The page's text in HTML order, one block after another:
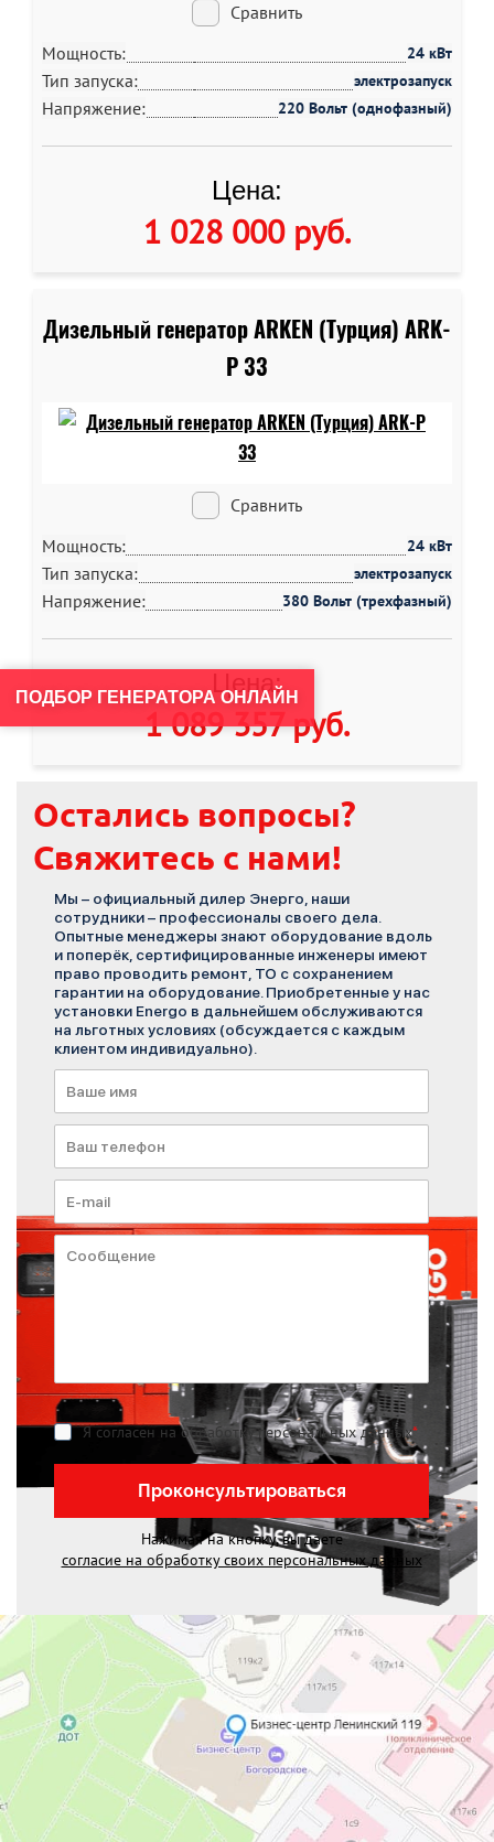
Сравнить
Мощность:
24 кВт
Тип запуска: электрозапуск
Напряжение: 220 Вольт (однофазный)
Цена:
1 028 000 руб.
Дизельный генератор ARKEN (Турция) ARK-
P 33
Сравнить
Мощность:
24 кВт
Тип запуска: электрозапуск
Напряжение: 380 Вольт (трехфазный)
Цена:
1 089 357 руб.
Остались вопросы?
Свяжитесь с нами!
Мы – официальный дилер Энерго, наши
сотрудники – профессионалы своего дела.
Опытные менеджеры знают оборудование вдоль
и поперёк, сертифицированные инженеры имеют
право проводить ремонт, ТО с сохранением
гарантии на оборудование. Приобретенные у нас
установки Energo в дальнейшем обслуживаются
на льготных условиях (обсуждается с каждым
клиентом индивидуально).
Я согласен на обработку персональных данных*
Проконсультироваться
Нажимая на кнопку, вы даете
согласие на обработку своих персональных данных
ПОДБОР ГЕНЕРАТОРА ОНЛАЙН